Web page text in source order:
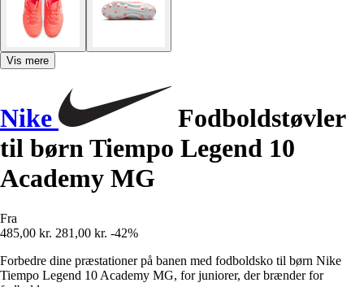
Vis mere
Nike
Fodboldstøvler
til børn Tiempo Legend 10
Academy MG
Fra
485,00 kr. 281,00 kr. -42%
Forbedre dine præstationer på banen med fodboldsko til børn Nike
Tiempo Legend 10 Academy MG, for juniorer, der brænder for